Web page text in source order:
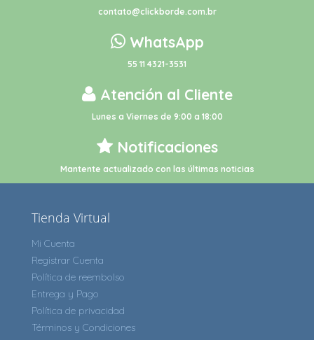
contato@clickborde.com.br
WhatsApp
55 11 4321-3531
Atención al Cliente
Lunes a Viernes de 9:00 a 18:00
Notificaciones
Mantente actualizado con las últimas noticias
Tienda Virtual
Mi Cuenta
Registrar Cuenta
Política de reembolso
Entrega y Pago
Política de privacidad
Términos y Condiciones